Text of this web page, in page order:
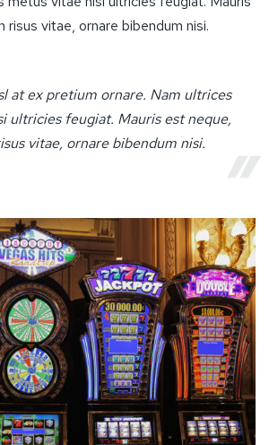
risus vitae, ornare bibendum nisi.
at ex pretium ornare. Nam ultrices
ultricies feugiat. Mauris est neque,
vitae, ornare bibendum nisi.